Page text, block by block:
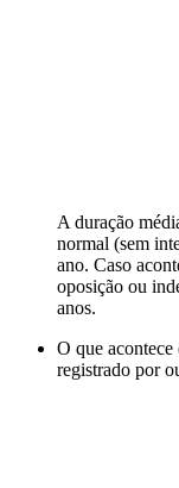
A duração
normal (sem
ano. Caso
oposição ou
anos.
O que acontece
registrado por